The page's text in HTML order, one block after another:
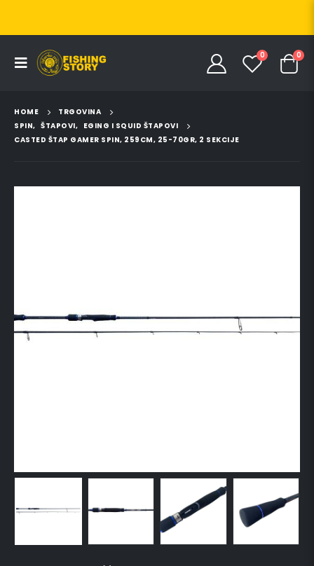
0 0
HOME
TRGOVINA
SPIN, ŠTAPOVI, EGING I SQUID ŠTAPOVI
CASTED ŠTAP GAMER SPIN, 259CM, 25-70GR, 2 SEKCIJE